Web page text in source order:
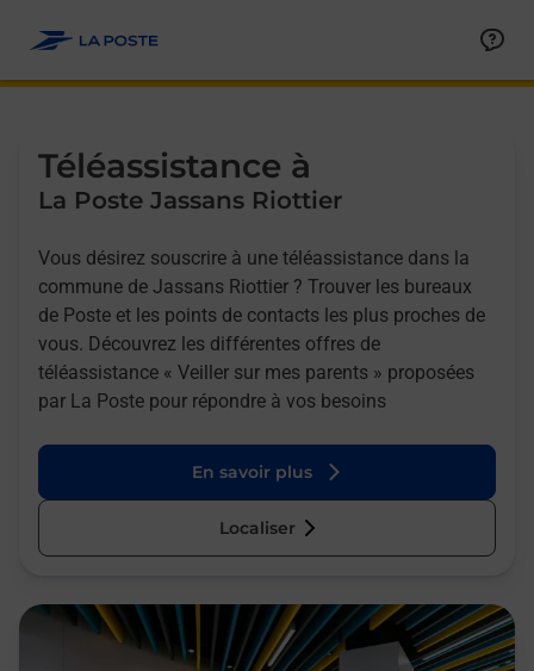
Téléassistance à
La Poste Jassans Riottier
Vous désirez souscrire à une téléassistance dans la
commune de Jassans Riottier ? Trouver les bureaux
de Poste et les points de contacts les plus proches de
vous. Découvrez les différentes offres de
téléassistance « Veiller sur mes parents » proposées
par La Poste pour répondre à vos besoins
En savoir plus
Localiser